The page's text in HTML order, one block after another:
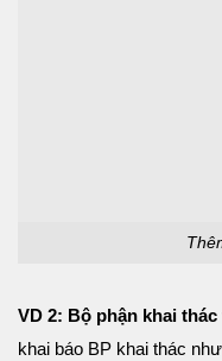
VD 2: Bộ phận khai thác
khai báo BP khai thác